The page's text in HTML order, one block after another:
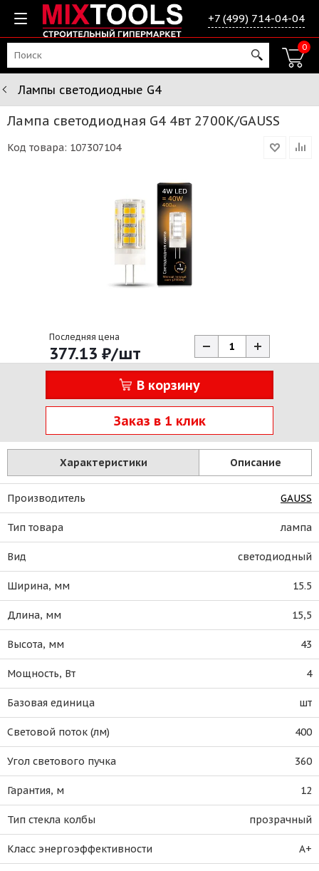
+7 (499) 714-04-04
0
Лампы светодиодные G4
Лампа светодиодная G4 4вт 2700К/GAUSS
Код товара: 107307104
Последняя цена
377.13 ₽/шт
В корзину
Заказ в 1 клик
Характеристики Описание
Производитель GAUSS
Тип товара лампа
Вид светодиодный
Ширина, мм 15.5
Длина, мм 15,5
Высота, мм 43
Мощность, Вт 4
Базовая единица шт
Световой поток (лм) 400
Угол светового пучка 360
Гарантия, м 12
Тип стекла колбы прозрачный
Класс энергоэффективности A+